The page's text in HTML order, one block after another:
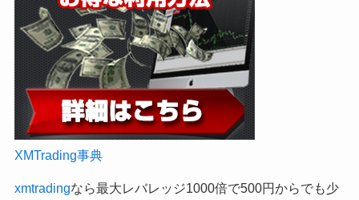
XMTrading事典
xmtradingなら最大レバレッジ1000倍で500円からでも少